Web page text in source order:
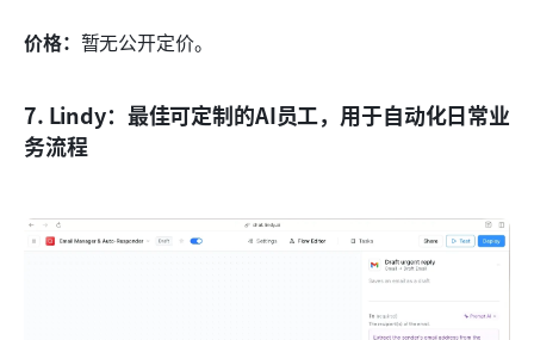
价格： 暂无公开定价。
7. Lindy：最佳可定制的AI员工，用于自动化日常业
务流程